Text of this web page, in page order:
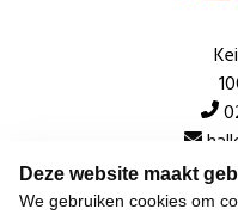
Deze website maakt
We gebruiken cookies om